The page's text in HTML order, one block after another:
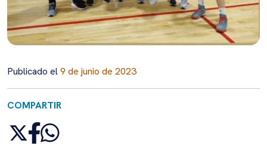
Publicado el9 de junio de 2023
COMPARTIR